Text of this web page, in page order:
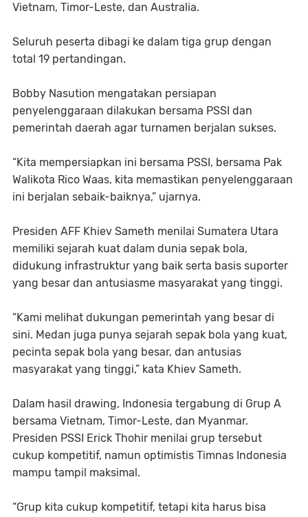
Vietnam, Timor-Leste, dan Australia.
Seluruh peserta dibagi ke dalam tiga grup dengan
total 19 pertandingan.
Bobby Nasution mengatakan persiapan
penyelenggaraan dilakukan bersama PSSI dan
pemerintah daerah agar turnamen berjalan sukses.
“Kita mempersiapkan ini bersama PSSI, bersama Pak
Walikota Rico Waas, kita memastikan penyelenggaraan
ini berjalan sebaik-baiknya,” ujarnya.
Presiden AFF Khiev Sameth menilai Sumatera Utara
memiliki sejarah kuat dalam dunia sepak bola,
didukung infrastruktur yang baik serta basis suporter
yang besar dan antusiasme masyarakat yang tinggi.
“Kami melihat dukungan pemerintah yang besar di
sini. Medan juga punya sejarah sepak bola yang kuat,
pecinta sepak bola yang besar, dan antusias
masyarakat yang tinggi,” kata Khiev Sameth.
Dalam hasil drawing, Indonesia tergabung di Grup A
bersama Vietnam, Timor-Leste, dan Myanmar.
Presiden PSSI Erick Thohir menilai grup tersebut
cukup kompetitif, namun optimistis Timnas Indonesia
mampu tampil maksimal.
“Grup kita cukup kompetitif, tetapi kita harus bisa